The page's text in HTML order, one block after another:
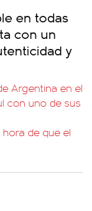
en todas
con un
y
Argentina en el
con uno de sus
de que el